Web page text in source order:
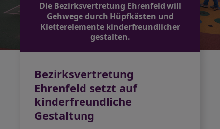
Die Bezirksvertretung Ehrenfeld will
Gehwege durch Hüpfkästen und
Kletterelemente kinderfreundlicher
gestalten.
Bezirksvertretung
Ehrenfeld setzt auf
kinderfreundliche
Gestaltung